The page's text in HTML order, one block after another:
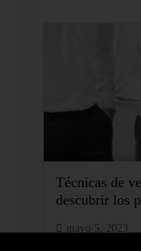
Técnicas de
descubrir los
mayo 5, 2023